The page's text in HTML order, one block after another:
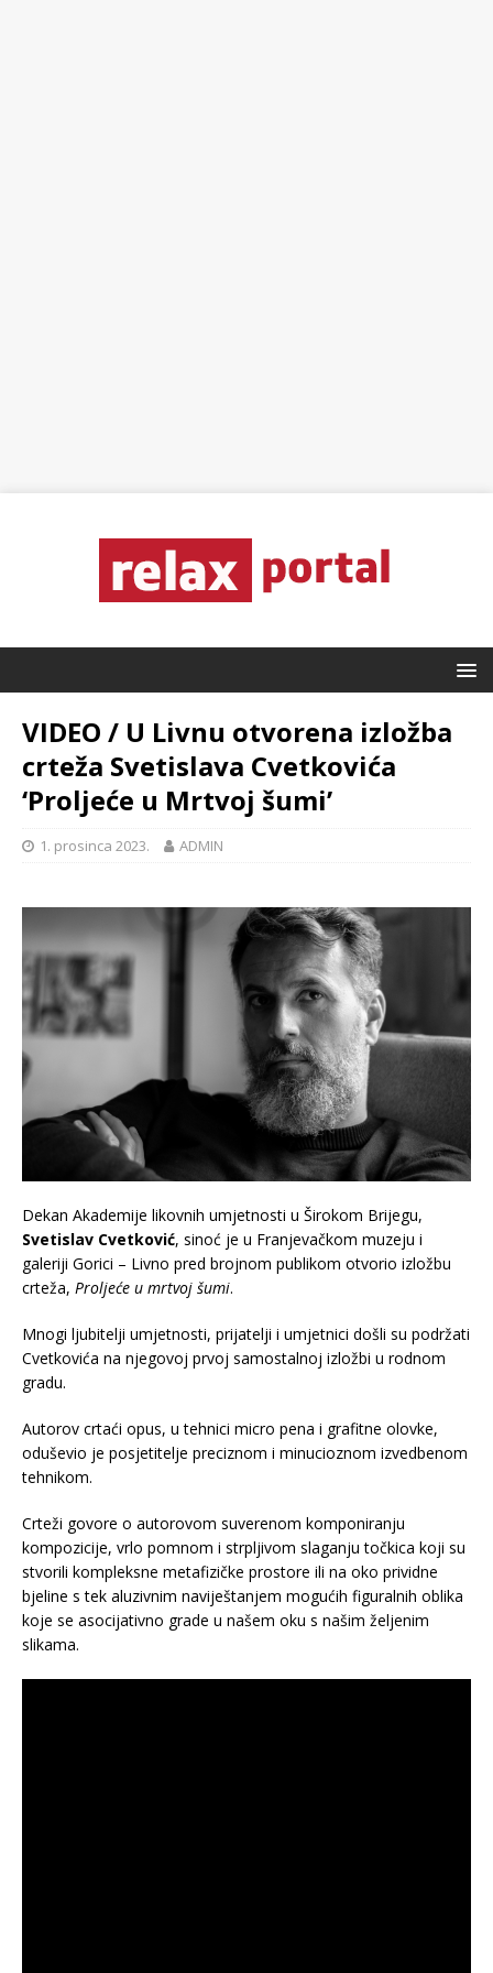
VIDEO / U Livnu otvorena izložba
crteža Svetislava Cvetkovića
‘Proljeće u Mrtvoj šumi’
1. prosinca 2023. ADMIN
Dekan Akademije likovnih umjetnosti u Širokom Brijegu,
Svetislav Cvetković, sinoć je u Franjevačkom muzeju i
galeriji Gorici – Livno pred brojnom publikom otvorio izložbu
crteža, Proljeće u mrtvoj šumi.
Mnogi ljubitelji umjetnosti, prijatelji i umjetnici došli su podržati
Cvetkovića na njegovoj prvoj samostalnoj izložbi u rodnom
gradu.
Autorov crtaći opus, u tehnici micro pena i grafitne olovke,
oduševio je posjetitelje preciznom i minucioznom izvedbenom
tehnikom.
Crteži govore o autorovom suverenom komponiranju
kompozicije, vrlo pomnom i strpljivom slaganju točkica koji su
stvorili kompleksne metafizičke prostore ili na oko prividne
bjeline s tek aluzivnim naviještanjem mogućih figuralnih oblika
koje se asocijativno grade u našem oku s našim željenim
slikama.